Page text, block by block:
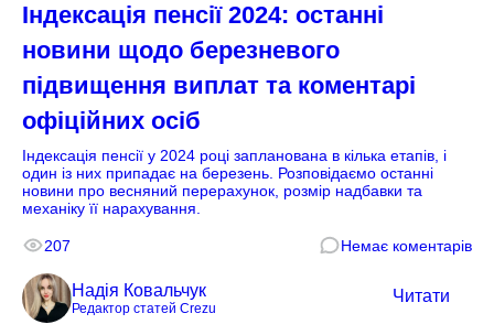
Індексація пенсії 2024: останні
новини щодо березневого
підвищення виплат та коментарі
офіційних осіб
Індексація пенсії у 2024 році запланована в кілька етапів, і
один із них припадає на березень. Розповідаємо останні
новини про весняний перерахунок, розмір надбавки та
механіку її нарахування.
207 Немає коментарів
Надія Ковальчук
Редактор статей Crezu
Читати